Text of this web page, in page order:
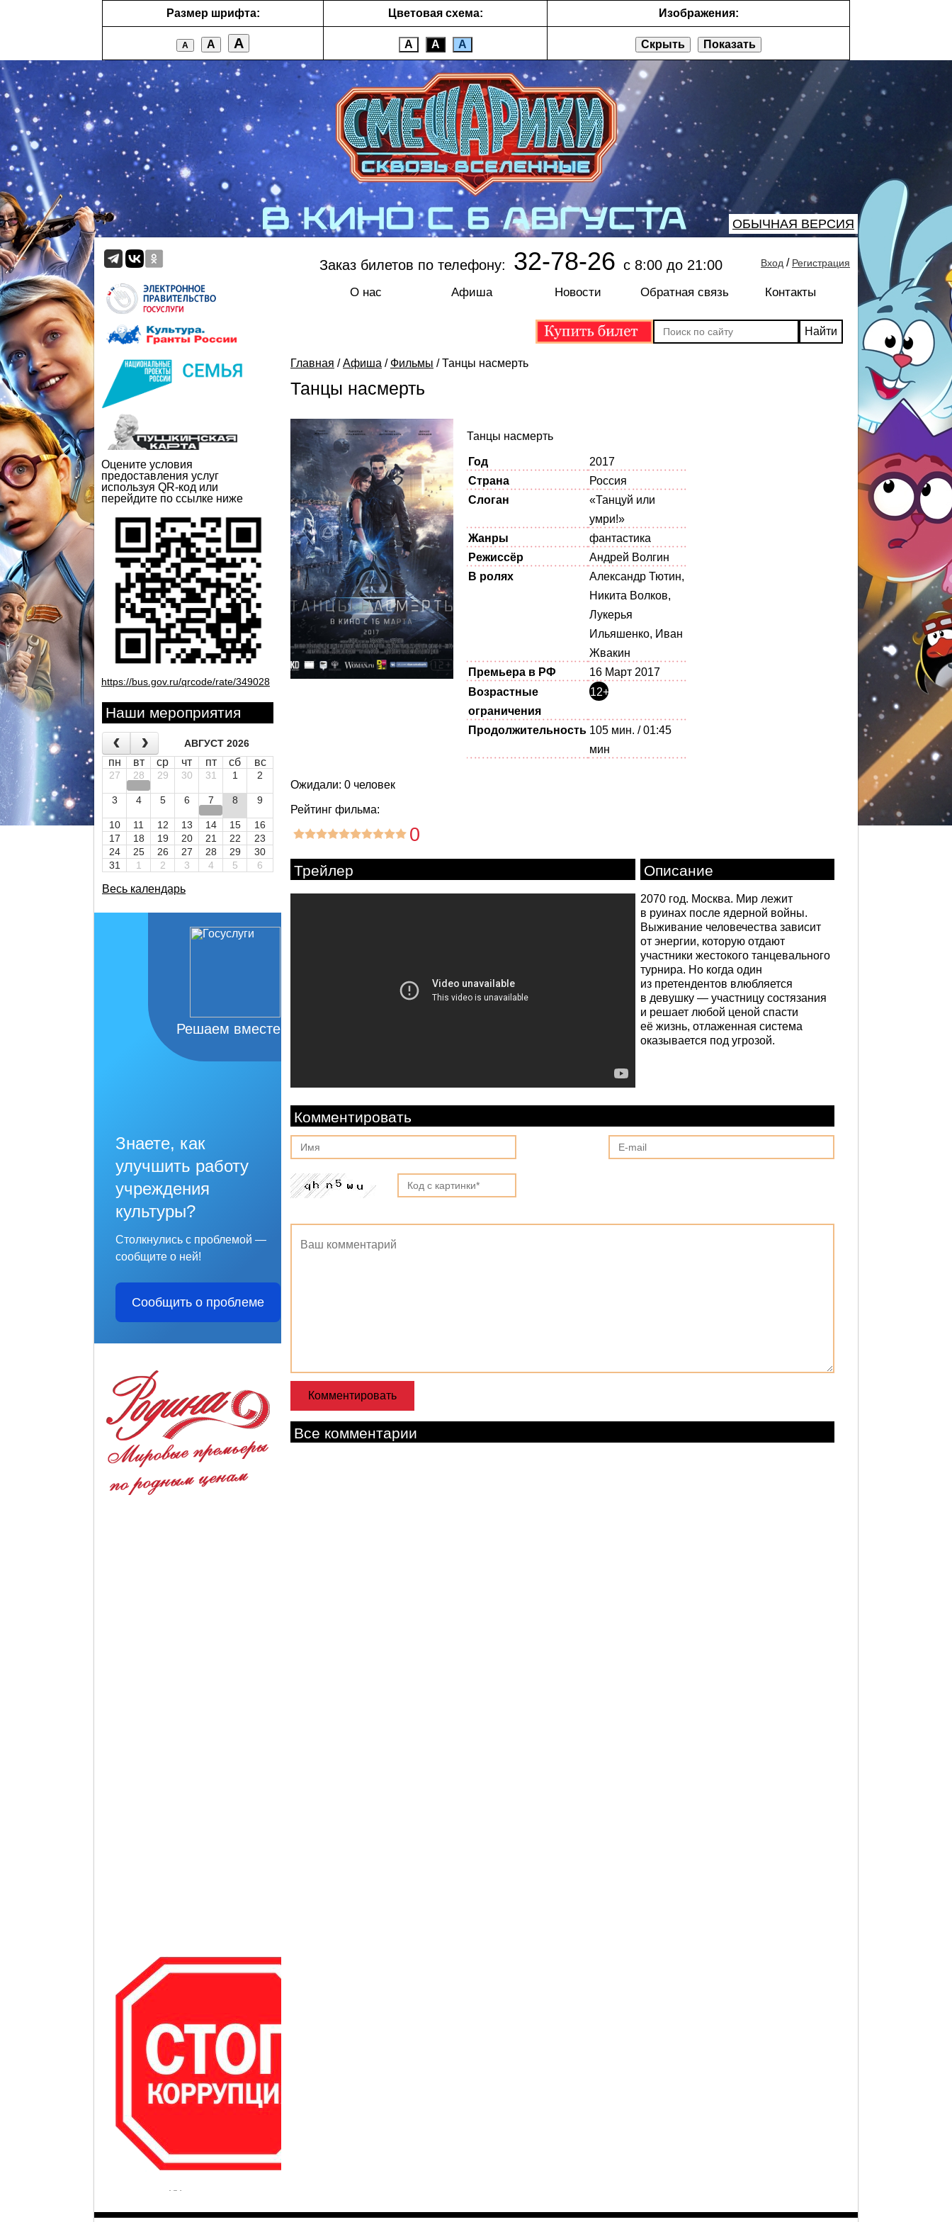
Размер шрифта: Цветовая схема: Изображения:
А А А А А А Скрыть Показать
ОБЫЧНАЯ ВЕРСИЯ
Оцените условия
предоставления услуг
используя QR-код или
перейдите по ссылке ниже
https://bus.gov.ru/qrcode/rate/349028
Наши мероприятия
АВГУСТ 2026
пн вт ср чт пт сб вс
27 28 29 30 31 1 2
3 4 5 6 7 8 9
10 11 12 13 14 15
16
17
18 19 20 21 22
23
24
25 26 27 28 29
30
31
1 2 3 4 5 6
Весь календарь
Решаем вместе
Знаете, как
улучшить работу
учреждения
культуры?
Столкнулись с проблемой —
сообщите о ней!
Сообщить о проблеме
Заказ билетов по телефону: 32-78-26 с 8:00 до 21:00 Вход / Регистрация
О нас Афиша Новости Обратная связь Контакты
Главная / Афиша / Фильмы / Танцы насмерть
Танцы насмерть
Танцы насмерть
Год
2017
Страна
Россия
Слоган
«Танцуй или
умри!»
Жанры
фантастика
Режиссёр
Андрей Волгин
В ролях
Александр Тютин,
Никита Волков,
Лукерья
Ильяшенко, Иван
Жвакин
Премьера в РФ
16 Март 2017
Возрастные
ограничения
12+
Продолжительность 105 мин. / 01:45
мин
Ожидали: 0 человек
Рейтинг фильма:
0
Трейлер Описание
2070 год. Москва. Мир лежит
в руинах после ядерной войны.
Выживание человечества зависит
от энергии, которую отдают
участники жестокого танцевального
турнира. Но когда один
из претендентов влюбляется
в девушку — участницу состязания
и решает любой ценой спасти
её жизнь, отлаженная система
оказывается под угрозой.
Комментировать
Все комментарии